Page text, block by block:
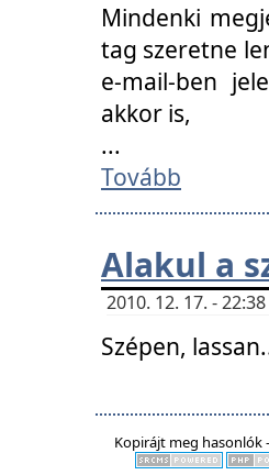
Mindenki
tag szeretne
e-mail-ben
akkor is,
...
Tovább
Alakul a
2010. 12. 17. -
Szépen,
Kopirájt meg hasonlók